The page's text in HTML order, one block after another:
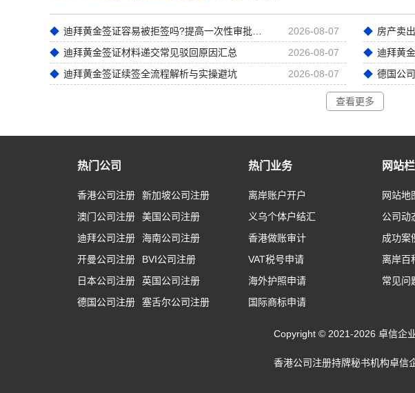
2026-08-07
迪拜黄金签证材料递交常见驳回原因汇总
2026-08-07 迪拜黄
迪拜黄金签证续签全流程解析与实操避坑
2026-08-07 德国公
查看更多
热门公司
香港公司注册
新加坡公司注册
澳门公司注册
美国公司注册
迪拜公司注册
海南公司注册
开曼公司注册
BVI公司注册
日本公司注册
英国公司注册
德国公司注册
塞舌尔公司注册
热门业务
离岸账户开户
义乌个体户结汇
香港做账审计
VAT税号申请
海外护照申请
国际商标申请
网站
网站地
公司动
成功案
离岸百
常见问
Copyright © 2021-2026 卓信企
香港公司注册持牌秘书机构卓信